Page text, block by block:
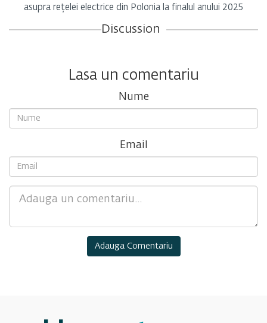
asupra rețelei electrice din Polonia la finalul anului 2025
Discussion
Lasa un comentariu
Nume
Email